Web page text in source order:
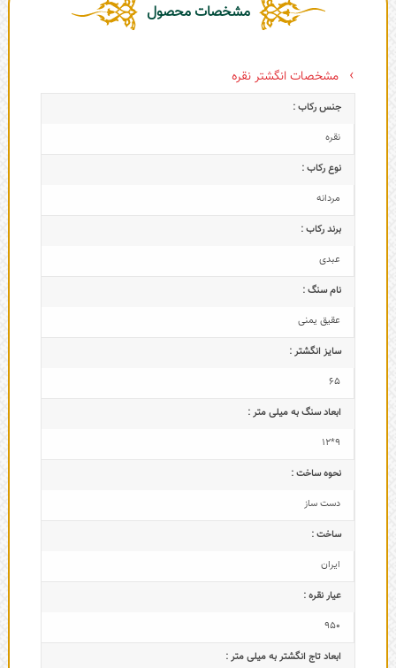
مشخصات محصول
مشخصات انگشتر نقره
جنس رکاب :
نقره
نوع رکاب :
مردانه
برند رکاب :
عبدی
نام سنگ :
عقیق یمنی
سایز انگشتر :
65
ابعاد سنگ به میلی متر :
9*12
نحوه ساخت :
دست ساز
ساخت :
ایران
عیار نقره :
950
ابعاد تاج‌ انگشتر به میلی متر :